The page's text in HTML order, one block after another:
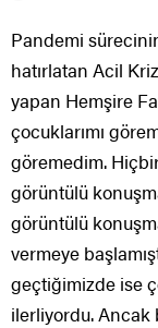
Pandemi
hatırlatan Acil
yapan Hemşire
çocuklarımı
göremedim.
görüntülü
görüntülü
vermeye
geçtiğimizde ise
ilerliyordu. Ancak